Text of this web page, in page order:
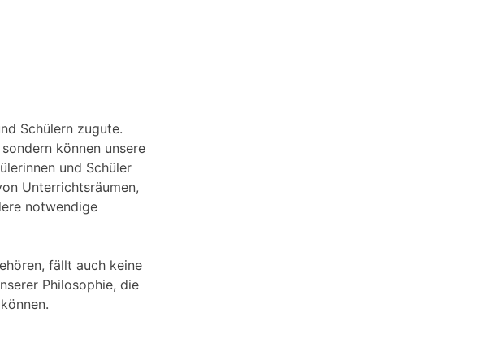
Schülern zugute.
können unsere
und Schüler
Unterrichtsräumen,
notwendige
fällt auch keine
Philosophie, die